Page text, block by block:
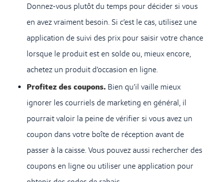
Donnez-vous plutôt du temps pour décider si vous
en avez vraiment besoin. Si c’est le cas, utilisez une
application de suivi des prix pour saisir votre chance
lorsque le produit est en solde ou, mieux encore,
achetez un produit d’occasion en ligne.
Profitez des coupons.Bien qu’il vaille mieux
ignorer les courriels de marketing en général, il
pourrait valoir la peine de vérifier si vous avez un
coupon dans votre boîte de réception avant de
passer à la caisse. Vous pouvez aussi rechercher des
coupons en ligne ou utiliser une application pour